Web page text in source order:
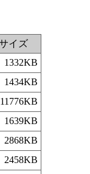
イズ
1332KB
1434KB
11776KB
1639KB
2868KB
2458KB